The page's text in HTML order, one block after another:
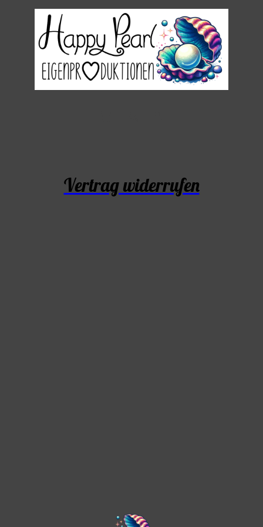
Vertrag widerrufen